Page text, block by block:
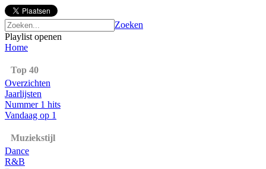
Zoeken
Playlist openen
Home
Top 40
Overzichten
Jaarlijsten
Nummer 1 hits
Vandaag op 1
Muziekstijl
Dance
R&B